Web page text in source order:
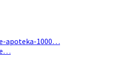
apoteka-1000…